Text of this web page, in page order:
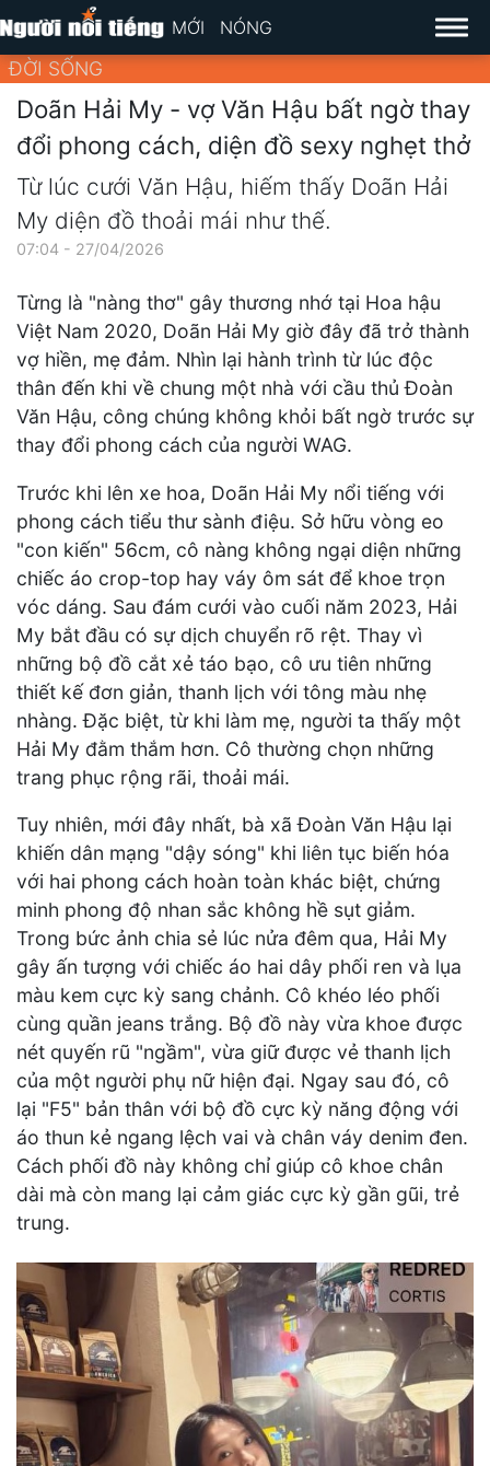
MỚI NÓNG
ĐỜI SỐNG
Doãn Hải My - vợ Văn Hậu bất ngờ thay
đổi phong cách, diện đồ sexy nghẹt thở
Từ lúc cưới Văn Hậu, hiếm thấy Doãn Hải
My diện đồ thoải mái như thế.
07:04 - 27/04/2026
Từng là "nàng thơ" gây thương nhớ tại Hoa hậu
Việt Nam 2020, Doãn Hải My giờ đây đã trở thành
vợ hiền, mẹ đảm. Nhìn lại hành trình từ lúc độc
thân đến khi về chung một nhà với cầu thủ Đoàn
Văn Hậu, công chúng không khỏi bất ngờ trước sự
thay đổi phong cách của người WAG.
Trước khi lên xe hoa, Doãn Hải My nổi tiếng với
phong cách tiểu thư sành điệu. Sở hữu vòng eo
"con kiến" 56cm, cô nàng không ngại diện những
chiếc áo crop-top hay váy ôm sát để khoe trọn
vóc dáng. Sau đám cưới vào cuối năm 2023, Hải
My bắt đầu có sự dịch chuyển rõ rệt. Thay vì
những bộ đồ cắt xẻ táo bạo, cô ưu tiên những
thiết kế đơn giản, thanh lịch với tông màu nhẹ
nhàng. Đặc biệt, từ khi làm mẹ, người ta thấy một
Hải My đằm thắm hơn. Cô thường chọn những
trang phục rộng rãi, thoải mái.
Tuy nhiên, mới đây nhất, bà xã Đoàn Văn Hậu lại
khiến dân mạng "dậy sóng" khi liên tục biến hóa
với hai phong cách hoàn toàn khác biệt, chứng
minh phong độ nhan sắc không hề sụt giảm.
Trong bức ảnh chia sẻ lúc nửa đêm qua, Hải My
gây ấn tượng với chiếc áo hai dây phối ren và lụa
màu kem cực kỳ sang chảnh. Cô khéo léo phối
cùng quần jeans trắng. Bộ đồ này vừa khoe được
nét quyến rũ "ngầm", vừa giữ được vẻ thanh lịch
của một người phụ nữ hiện đại. Ngay sau đó, cô
lại "F5" bản thân với bộ đồ cực kỳ năng động với
áo thun kẻ ngang lệch vai và chân váy denim đen.
Cách phối đồ này không chỉ giúp cô khoe chân
dài mà còn mang lại cảm giác cực kỳ gần gũi, trẻ
trung.